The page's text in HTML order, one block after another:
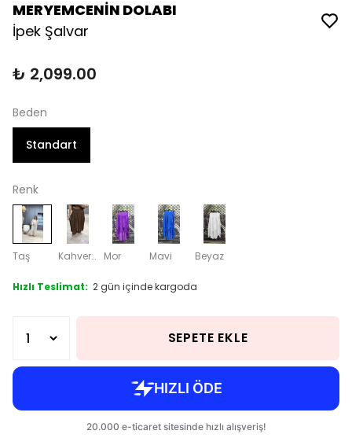
MERYEMCENİN DOLABI
İpek Şalvar
₺ 2,099.00
Beden
Standart
Renk
Taş Kahverengi Mor Mavi Beyaz
Hızlı Teslimat: 2 gün içinde kargoda
SEPETE EKLE